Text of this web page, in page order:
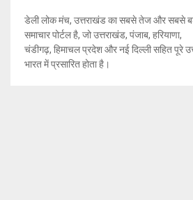
डेली लोक मंच, उत्तराखंड का सबसे तेज और सबसे
समाचार पोर्टल है, जो उत्तराखंड, पंजाब, हरियाणा,
चंडीगढ़, हिमाचल प्रदेश और नई दिल्ली सहित पूरे
भारत में प्रसारित होता है।